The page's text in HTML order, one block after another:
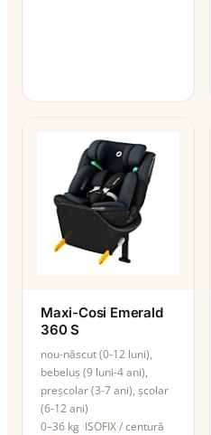
Maxi-Cosi Emerald
360 S
nou-născut (0-12 luni),
bebeluș (9 luni-4 ani),
preșcolar (3-7 ani), școlar
(6-12 ani)
0–36 kg ISOFIX / centură